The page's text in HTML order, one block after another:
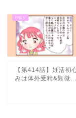
【第414話】妊活初
みは体外受精&顕微...